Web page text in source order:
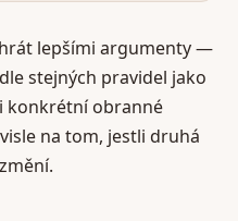
lepšími argumenty —
stejných pravidel jako
konkrétní obranné
na tom, jestli druhá